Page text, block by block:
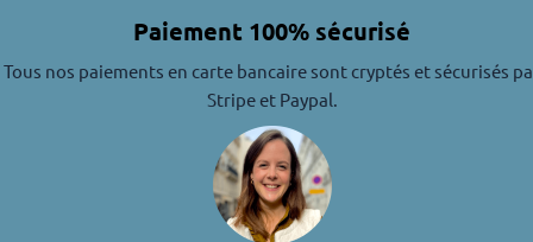
Paiement 100% sécurisé
Tous nos paiements en carte bancaire sont cryptés et sécurisés
Stripe et Paypal.